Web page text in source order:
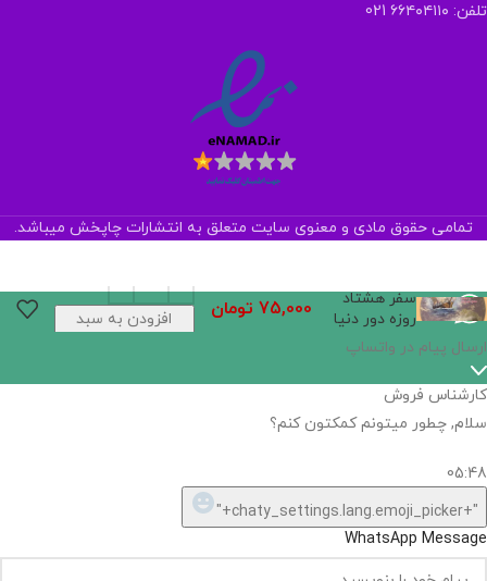
تلفن: ۶۶۴۰۴۱۱۰ 021
تمامی حقوق مادی و معنوی سایت متعلق به انتشارات چاپخش میباشد.
سفر هشتاد
روزه دور دنیا
75,000 تومان
افزودن به سبد
اگر
نیست,
شاید
بتونیم
تهیه